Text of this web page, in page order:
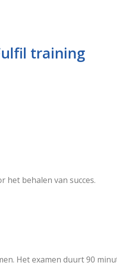
training
het behalen van succes.
Het examen duurt 90